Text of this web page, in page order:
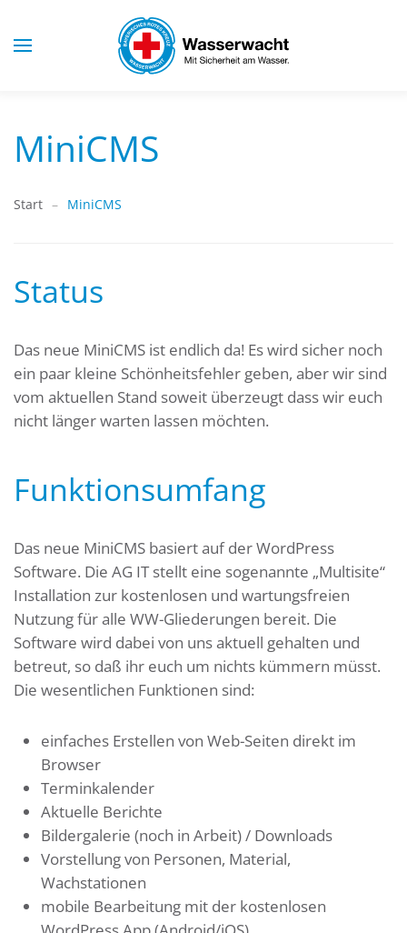
Skip to main content
MiniCMS
Start MiniCMS
Status
Das neue MiniCMS ist endlich da! Es wird sicher noch
ein paar kleine Schönheitsfehler geben, aber wir sind
vom aktuellen Stand soweit überzeugt dass wir euch
nicht länger warten lassen möchten.
Funktionsumfang
Das neue MiniCMS basiert auf der WordPress
Software. Die AG IT stellt eine sogenannte „Multisite“
Installation zur kostenlosen und wartungsfreien
Nutzung für alle WW-Gliederungen bereit. Die
Software wird dabei von uns aktuell gehalten und
betreut, so daß ihr euch um nichts kümmern müsst.
Die wesentlichen Funktionen sind:
einfaches Erstellen von Web-Seiten direkt im
Browser
Terminkalender
Aktuelle Berichte
Bildergalerie (noch in Arbeit) / Downloads
Vorstellung von Personen, Material,
Wachstationen
mobile Bearbeitung mit der kostenlosen